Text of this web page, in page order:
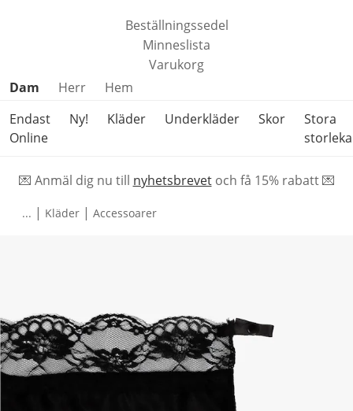
Beställningssedel
Minneslista
Varukorg
Hoppa över produktkategorier
Dam Herr
Hem
Endast
Online
Ny! Kläder Underkläder Skor
Stora
💌 Anmäl dig nu till nyhetsbrevetoch få 15% rabatt 💌
... | Kläder | Accessoarer